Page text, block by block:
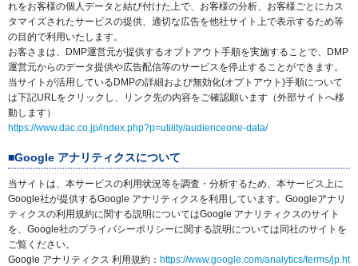
れをお客様の個人データと結び付けた上で、お客様の分析、お客様ごとにカス
タマイズされたサービスの提供、適切な広告を他社サイト上で表示するため等
の目的で利用いたします。
お客さまは、DMP運営元が提供するオプトアウト手順を実施することで、DMP
運営元からのデータ提供や広告配信等のサービスを停止することができます。
当サイトが活用しているDMPの詳細および無効化(オプトアウト)手順について
は下記URLをクリックし、リンク先の内容をご確認願います（外部サイトへ移
動します）
https://www.dac.co.jp/index.php?p=utility/audienceone-data/
■Google アナリティクスについて
当サイトは、本サービスの利用状況等を調査・分析するため、本サービス上に
Google社が提供するGoogle アナリティクスを利用しています。Googleアナリ
ティクスの利用規約に関する説明についてはGoogle アナリティクスのサイト
を、Google社のプライバシーポリシーに関する説明については同社のサイトを
ご覧ください。
Google アナリティクス 利用規約： https://www.google.com/analytics/terms/jp.ht